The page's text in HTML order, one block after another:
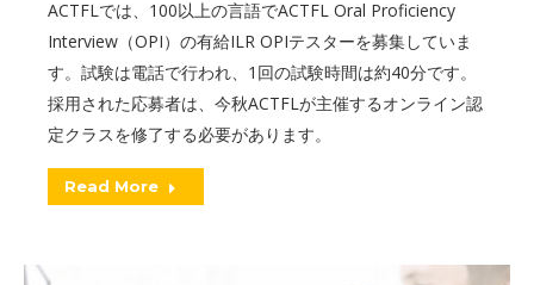
ACTFLでは、100以上の言語でACTFL Oral Proficiency
Interview（OPI）の有給ILR OPIテスターを募集していま
す。試験は電話で行われ、1回の試験時間は約40分です。
採用された応募者は、今秋ACTFLが主催するオンライン認
定クラスを修了する必要があります。
Read More